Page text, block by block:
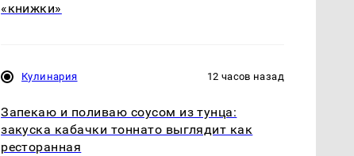
«книжки»
Кулинария 12 часов назад
Запекаю и поливаю соусом из тунца:
закуска кабачки тоннато выглядит как
ресторанная